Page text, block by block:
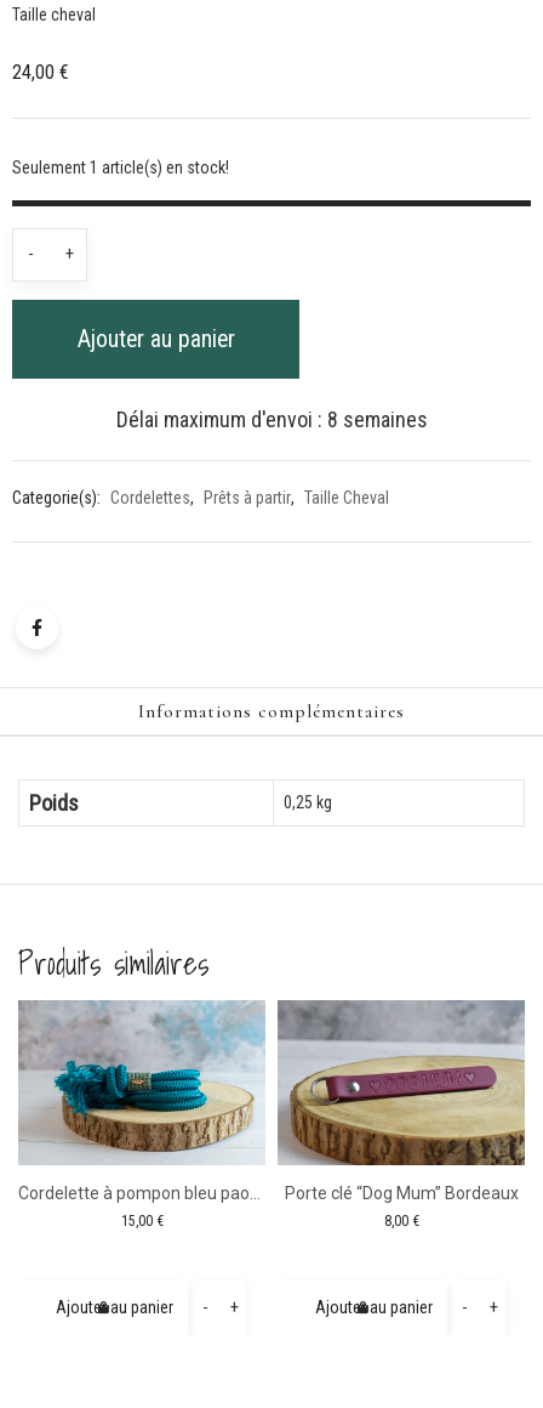
Taille cheval
24,00 €
Seulement 1 article(s) en stock!
-
quantité
de
épaisse
Vert
+
Ajouter au panier
Délai maximum d'envoi : 8 semaines
Categorie(s): Cordelettes, Prêts à partir, Taille Cheval
Informations complémentaires
Poids 0,25 kg
Produits similaires
15,00 €
Ajouter au panier -
quantité
+
Porte clé “Dog Mum” Bordeaux
8,00 €
Ajouter au panier - +